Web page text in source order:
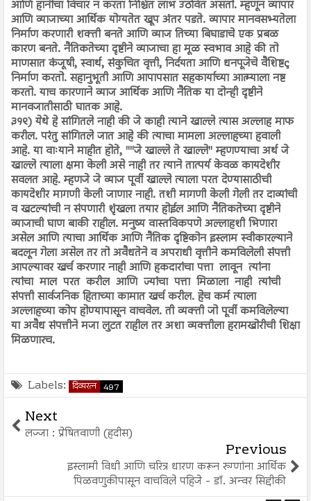
आणि हानीचा विचार न करता निश्चित लाभ उठवित असतो. म्हणून व्यापार
आणि व्याजाच्या आर्थिक योग्यतेत खूप अंतर पडते. व्यापार मानवसभ्यतेला
निर्माण करणारी शक्ती बनते आणि व्याज तिच्या बिघाडाचे एक प्रबळ
कारण बनते. नैतिकतेच्या दृष्टीने व्याजाचा हा मूळ स्वभाव आहे की तो
माणसात कंजूषी, स्वार्थ, संकुचित वृत्ती, निर्दयता आणि धनपूजेचे वैशिष्टç
निर्माण करतो. सहानुभूती आणि आपापसात सहकार्याच्या आत्म्याला नष्ट
करतो. याच कारणाने व्याज आर्थिक आणि नैतिक या दोन्ही दृष्टीने
मानवजातीसाठी घातक आहे.
३१९) येथे हे सांगितले नाही की जे काही त्याने खाल्ले त्यास अल्लाह माफ
करील. परंतु सांगितले जात आहे की त्याचा मामला अल्लाहच्या हवाली
आहे. या वाःयाने माहीत होते, ""जे खाल्ले ते खाल्ले'' म्हणण्याचा अर्थ जे
खाल्ले त्याला क्षमा केली असे नाही तर त्याने तात्पर्य केवळ कायदेशीर
सवलत आहे. म्हणजे जे व्याज पूर्वी खाल्ले त्याला परत देण्यासाठीची
कायदेशीर मागणी केली जाणार नाही. तशी मागणी केली गेली तर दाव्यांची
व खटल्यांची न संपणारी शृंखला तयार होईल आणि नैतिकतेच्या दृष्टीने
व्याजाची घाण बाकी राहील. मनुष्य वास्तविकपणे अल्लाहशी भिणारा
असेल आणि त्याचा आर्थिक आणि नैतिक दृष्टिकोन इस्लाम स्वीकारल्याने
बदलून गेला असेल तर तो अवैधतेने व अपराधी वृत्तीने कमविलेली संपत्ती
आपल्यावर खर्च करणार नाही आणि हकदारांचा पत्ता लावून त्यांना
त्यांचा माल परत करील आणि ज्यांचा पत्ता मिळाला नाही त्यांची
संपत्ती सार्वजनिक हिताच्या कामात खर्च करील. हेच कर्म त्याला
अल्लाहच्या कोप होण्यापासून वाचवेल. ती व्यक्ती जो पूर्वी कमविलेल्या
या अवैध संपत्तीने मजा लुटत राहील तर अशा व्यक्तीला हरामखोरीची शिक्षा
मिळणारच.
Labels: दिव्यरत्न 497
Next
लज्जा : प्रेषितवाणी (हदीस)
Previous
इस्लामी विधी आणि चरित्र धारण करून रुग्णांना आर्थिक
पिळवणुकीपासून वाचविले पहिजे - डॉ. अन्वर सिद्दीकी